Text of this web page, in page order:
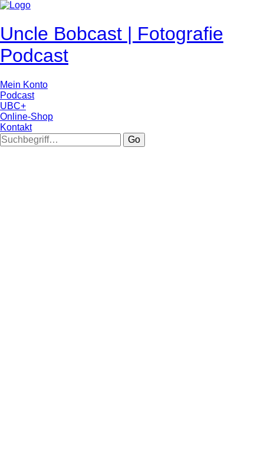
Uncle Bobcast | Fotografie
Podcast
Mein Konto
Podcast
UBC+
Online-Shop
Kontakt
Go